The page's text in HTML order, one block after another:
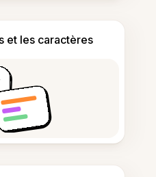
et les caractères